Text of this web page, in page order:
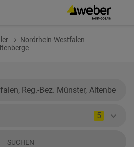
Nordrhein-Westfalen
5
SUCHEN